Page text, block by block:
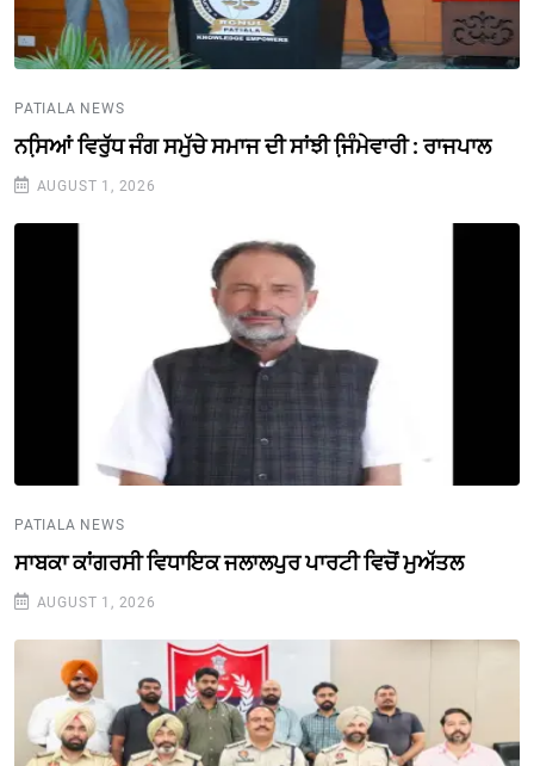
PATIALA NEWS
ਨਸਿ਼ਆਂ ਵਿਰੁੱਧ ਜੰਗ ਸਮੁੱਚੇ ਸਮਾਜ ਦੀ ਸਾਂਝੀ ਜਿ਼ੰਮੇਵਾਰੀ : ਰਾਜਪਾਲ
AUGUST 1, 2026
PATIALA NEWS
ਸਾਬਕਾ ਕਾਂਗਰਸੀ ਵਿਧਾਇਕ ਜਲਾਲਪੁਰ ਪਾਰਟੀ ਵਿਚੋਂ ਮੁਅੱਤਲ
AUGUST 1, 2026